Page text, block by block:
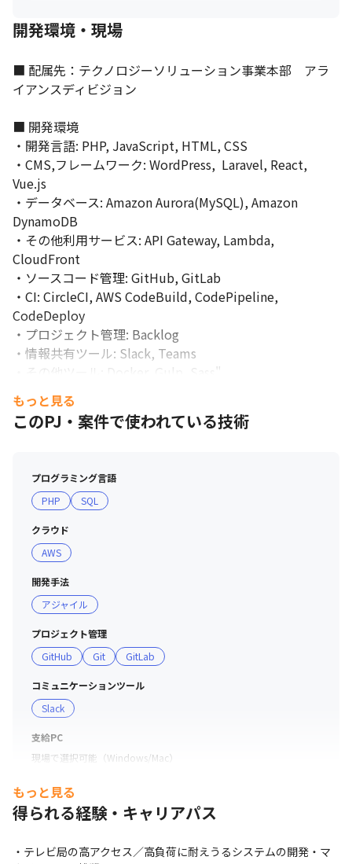
開発環境・現場
■ 配属先：テクノロジーソリューション事業本部　アラ
イアンスディビジョン
■ 開発環境
・開発言語: PHP, JavaScript, HTML, CSS
・CMS,フレームワーク: WordPress,  Laravel, React,
Vue.js
・データベース: Amazon Aurora(MySQL), Amazon
DynamoDB
・その他利用サービス: API Gateway, Lambda,
CloudFront
・ソースコード管理: GitHub, GitLab
・CI: CircleCI, AWS CodeBuild, CodePipeline,
CodeDeploy
・プロジェクト管理: Backlog
・情報共有ツール: Slack, Teams
・その他ツール: Docker, Gulp, Sass"
な資格取得を支援しています
もっと見る
このPJ・案件で使われている技術
プログラミング言語
PHP
SQL
クラウド
AWS
開発手法
アジャイル
プロジェクト管理
GitHub
Git GitLab
コミュニケーションツール
Slack
支給PC
現場で選択可能（Windows/Mac）
もっと見る
得られる経験・キャリアパス
・テレビ局の高アクセス／高負荷に耐えうるシステムの開発・マ